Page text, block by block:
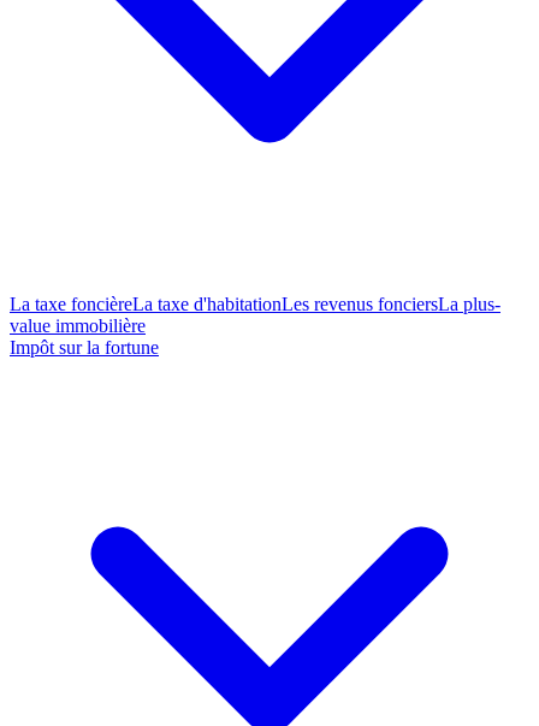
La taxe foncièreLa taxe d'habitationLes revenus fonciersLa plus-
value immobilière
Impôt sur la fortune